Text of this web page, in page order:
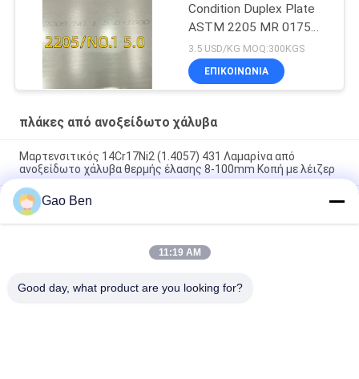
Condition Duplex Plate
ASTM 2205 MR 0175
6000 X 1500 X 6 Thk
3.5 USD/KG MOQ:300KGS
ΕΠΙΚΟΙΝΩΝΙΑ
πλάκες από ανοξείδωτο χάλυβα
Μαρτενσιτικός 14Cr17Ni2 (1.4057) 431 Λαμαρίνα από
ανοξείδωτο χάλυβα θερμής έλασης 8-100mm Κοπή με λέιζερ
Σύνθεση 20 πλάκας Incoloy20 Carpenter20Cb-3 UNSN08020
2.4460 8MM X 1500 X 6000MM
Ανθεκτικό σε υψηλή θερμοκρασία θερμής έλασης DIN 1.4845
SUS 310S AISI 310S INOX Πλάκα από ανοξείδωτο χάλυβα
Gao Ben
11:19 AM
Good day, what product are you looking for?